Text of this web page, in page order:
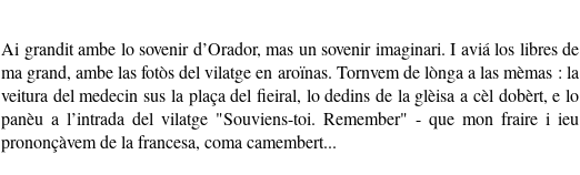
Ai grandit ambe lo sovenir d’Orador, mas un sovenir imaginari. I aviá los libres de
ma grand, ambe las fotòs del vilatge en aroïnas. Tornvem de lònga a las mèmas : la
veitura del medecin sus la plaça del fieiral, lo dedins de la glèisa a cèl dobèrt, e lo
panèu a l’intrada del vilatge "Souviens-toi. Remember" - que mon fraire i ieu
prononçàvem de la francesa, coma camembert...